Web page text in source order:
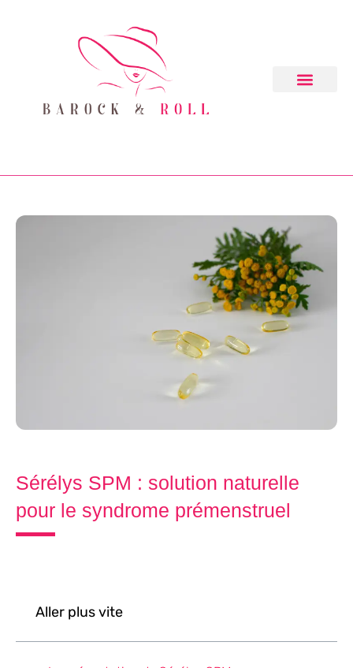
Sérélys SPM : solution naturelle
pour le syndrome prémenstruel
Aller plus vite